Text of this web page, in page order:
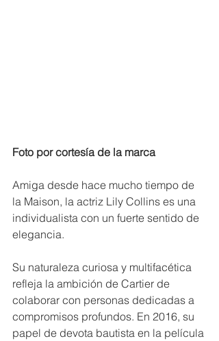
Foto por cortesía de la marca
Amiga desde hace mucho tiempo de
la Maison, la actriz Lily Collins es una
individualista con un fuerte sentido de
elegancia.
Su naturaleza curiosa y multifacética
refleja la ambición de Cartier de
colaborar con personas dedicadas a
compromisos profundos. En 2016, su
papel de devota bautista en la película